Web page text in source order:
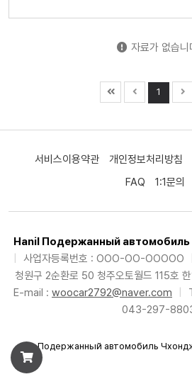
자료가 없습니
1
서비스이용약관 개인정보처리방침
FAQ
1:1문의
Hanil Подержанный автомобиль
사업자등록번호 : OOO-OO-OOOOO
청원구 2순환로 50 청주오토월드 115호
E-mail : woocar2792@naver.com
043-297-
©Подержанный автомобиль